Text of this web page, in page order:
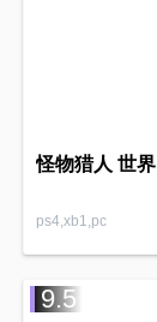
怪物猎人 世界
ps4,xb1,pc
9.5